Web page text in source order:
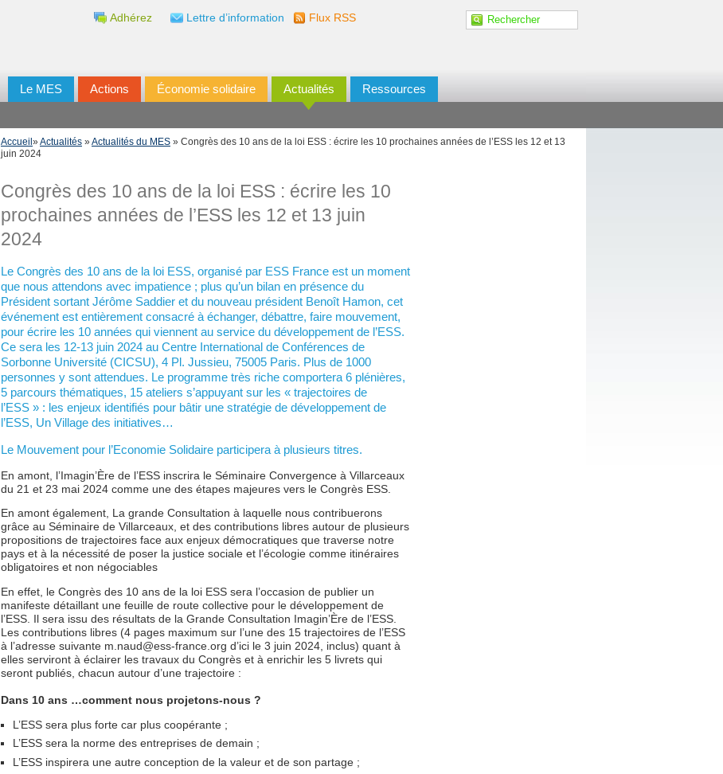
Le MES Actions Économie solidaire Actualités Ressources
Lettre d’information
Adhérez Flux RSS
Accueil »Actualités »Actualités du MES » Congrès des 10 ans de la loi ESS : écrire les 10 prochaines années de l’ESS les 12 et 13
juin 2024
Congrès des 10 ans de la loi ESS : écrire les 10
prochaines années de l’ESS les 12 et 13 juin
2024
Le Congrès des 10 ans de la loi ESS, organisé par ESS France est un moment
que nous attendons avec impatience ; plus qu’un bilan en présence du
Président sortant Jérôme Saddier et du nouveau président Benoît Hamon, cet
événement est entièrement consacré à échanger, débattre, faire mouvement,
pour écrire les 10 années qui viennent au service du développement de l’ESS.
Ce sera les 12-13 juin 2024 au Centre International de Conférences de
Sorbonne Université (CICSU), 4 Pl. Jussieu, 75005 Paris. Plus de 1000
personnes y sont attendues. Le programme très riche comportera 6 plénières,
5 parcours thématiques, 15 ateliers s’appuyant sur les « trajectoires de
l’ESS » : les enjeux identifiés pour bâtir une stratégie de développement de
l’ESS, Un Village des initiatives…
Le Mouvement pour l’Economie Solidaire participera à plusieurs titres.
En amont, l’Imagin’Ère de l’ESS inscrira le Séminaire Convergence à Villarceaux
du 21 et 23 mai 2024 comme une des étapes majeures vers le Congrès ESS.
En amont également, La grande Consultation à laquelle nous contribuerons
grâce au Séminaire de Villarceaux, et des contributions libres autour de plusieurs
propositions de trajectoires face aux enjeux démocratiques que traverse notre
pays et à la nécessité de poser la justice sociale et l’écologie comme itinéraires
obligatoires et non négociables
En effet, le Congrès des 10 ans de la loi ESS sera l’occasion de publier un
manifeste détaillant une feuille de route collective pour le développement de
l’ESS. Il sera issu des résultats de la Grande Consultation Imagin’Ère de l’ESS.
Les contributions libres (4 pages maximum sur l’une des 15 trajectoires de l’ESS
à l’adresse suivante m.naud@ess-france.org d’ici le 3 juin 2024, inclus) quant à
elles serviront à éclairer les travaux du Congrès et à enrichir les 5 livrets qui
seront publiés, chacun autour d’une trajectoire :
Dans 10 ans …comment nous projetons-nous ?
L’ESS sera plus forte car plus coopérante ;
L’ESS sera la norme des entreprises de demain ;
L’ESS inspirera une autre conception de la valeur et de son partage ;